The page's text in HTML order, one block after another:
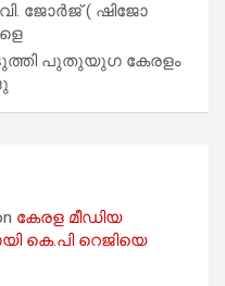
ജോ​ർ​ജ് ( ഷിജോ
പുതുയുഗ കേരളം
കേരള മീഡിയ
കെ.പി റെജിയെ